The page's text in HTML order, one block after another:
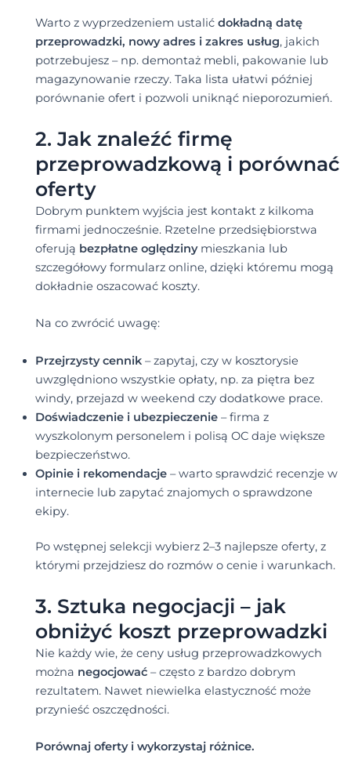
Warto z wyprzedzeniem ustalić dokładną datę
przeprowadzki, nowy adres i zakres usług, jakich
potrzebujesz – np. demontaż mebli, pakowanie lub
magazynowanie rzeczy. Taka lista ułatwi później
porównanie ofert i pozwoli uniknąć nieporozumień.
2. Jak znaleźć firmę
przeprowadzkową i porównać
oferty
Dobrym punktem wyjścia jest kontakt z kilkoma
firmami jednocześnie. Rzetelne przedsiębiorstwa
oferują bezpłatne oględzinymieszkania lub
szczegółowy formularz online, dzięki któremu mogą
dokładnie oszacować koszty.
Na co zwrócić uwagę:
Przejrzysty cennik– zapytaj, czy w kosztorysie
uwzględniono wszystkie opłaty, np. za piętra bez
windy, przejazd w weekend czy dodatkowe prace.
Doświadczenie i ubezpieczenie– firma z
wyszkolonym personelem i polisą OC daje większe
bezpieczeństwo.
Opinie i rekomendacje– warto sprawdzić recenzje w
internecie lub zapytać znajomych o sprawdzone
ekipy.
Po wstępnej selekcji wybierz 2–3 najlepsze oferty, z
którymi przejdziesz do rozmów o cenie i warunkach.
3. Sztuka negocjacji – jak
obniżyć koszt przeprowadzki
Nie każdy wie, że ceny usług przeprowadzkowych
można negocjować– często z bardzo dobrym
rezultatem. Nawet niewielka elastyczność może
przynieść oszczędności.
Porównaj oferty i wykorzystaj różnice.